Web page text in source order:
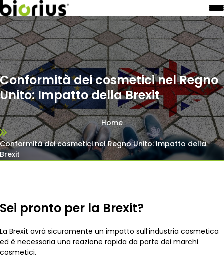
Conformità dei cosmetici nel Regno
Unito: Impatto della Brexit
Home
Conformità dei cosmetici nel Regno Unito: Impatto della
Brexit
Sei pronto per la Brexit?
La Brexit avrà sicuramente un impatto sull’industria cosmetica
ed è necessaria una reazione rapida da parte dei marchi
cosmetici.